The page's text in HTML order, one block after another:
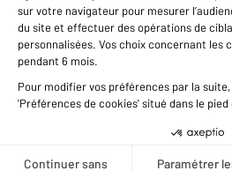
Données
Gestionnaire des